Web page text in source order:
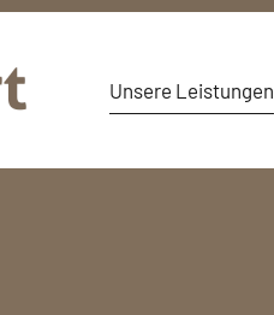
Unsere Leistungen